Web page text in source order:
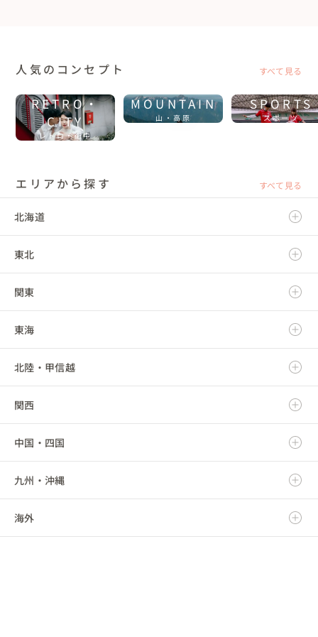
人気のコンセプト すべて見る
RETRO・
CITY
レトロ・街中
MOUNTAIN
山・高原
SPORTS
スポーツ
エリアから探す すべて見る
北海道
北海道
東北
青森県
岩手県
宮城県
秋田県
山形県
福島県
関東
茨城県
栃木県
群馬県
埼玉県
千葉県
東京都
東海
岐阜県
静岡県
愛知県
三重県
北陸・甲信越
新潟県
富山県
石川県
福井県
関西
滋賀県
京都府
大阪府
中国・四国
鳥取県
島根県
九州・沖縄
福岡県
海外